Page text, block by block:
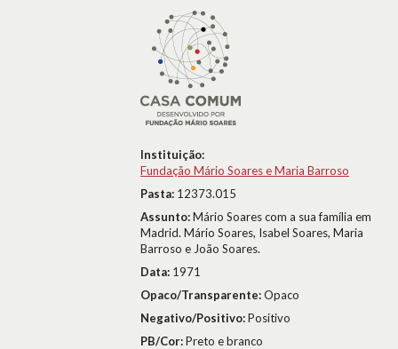
Instituição:
Fundação Mário Soares e Maria Barroso
Pasta: 12373.015
Assunto:Mário Soares com a sua família em
Madrid. Mário Soares, Isabel Soares, Maria
Barroso e João Soares.
Data: 1971
Opaco/Transparente:Opaco
Negativo/Positivo:Positivo
PB/Cor:Preto e branco